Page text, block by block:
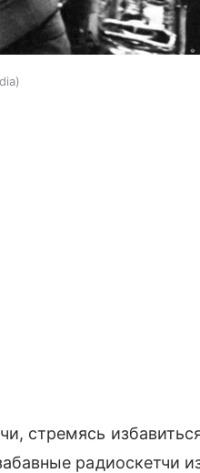
стремясь
радиоскетчи